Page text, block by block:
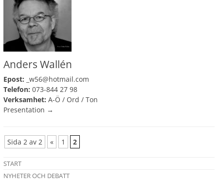
Anders Wallén
Epost: _w56@hotmail.com
Telefon: 073-844 27 98
Verksamhet: A-Ö / Ord / Ton
Presentation →
Sida 2 av 2 « 1 2
START
NYHETER OCH DEBATT